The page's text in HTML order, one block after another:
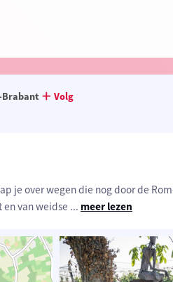
Brabant
Volg
je over wegen die nog door de
en van weidse ... meer lezen